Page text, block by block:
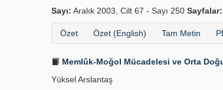
Sayı: Aralık 2003, Cilt 67 - Sayı 250 Sayfalar:
Özet Özet (English) Tam Metin
Memlûk-Moğol Mücadelesi ve Orta
Yüksel Arslantaş